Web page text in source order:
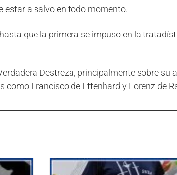
estar a salvo en todo momento.
que la primera se impuso en la
Destreza, principalmente sobre su
Francisco de Ettenhard y Lorenz de